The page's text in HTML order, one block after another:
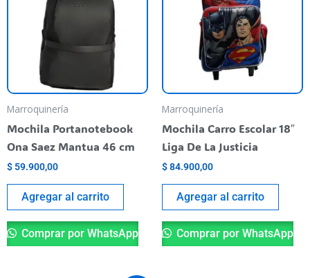
Marroquinería
Mochila Portanotebook
Ona Saez Mantua 46 cm
$ 59.900,00
Agregar al carrito
Comprar por WhatsApp
Marroquinería
Mochila Carro Escolar 18″
Liga De La Justicia
$84.900,00
Agregar al carrito
Comprar por WhatsApp